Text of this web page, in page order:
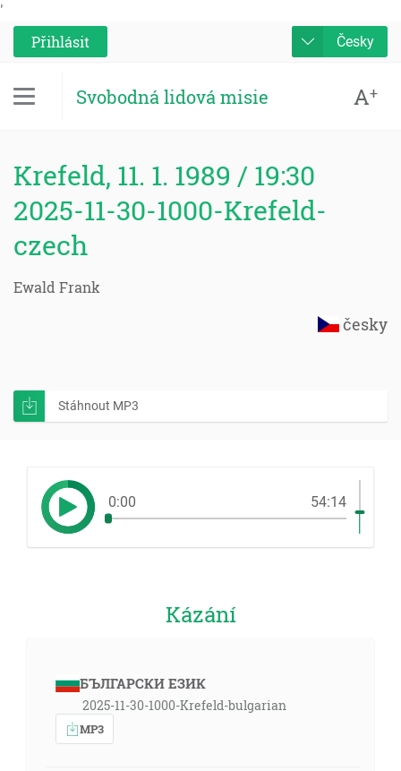
'
Přihlásit
Česky
Svobodná lidová misie A+
Krefeld, 11. 1. 1989 / 19:30
2025-11-30-1000-Krefeld-
czech
Ewald Frank
česky
Stáhnout MP3
0:00 54:14
Kázání
БЪЛГАРСКИ ЕЗИК
2025-11-30-1000-Krefeld-bulgarian
MP3